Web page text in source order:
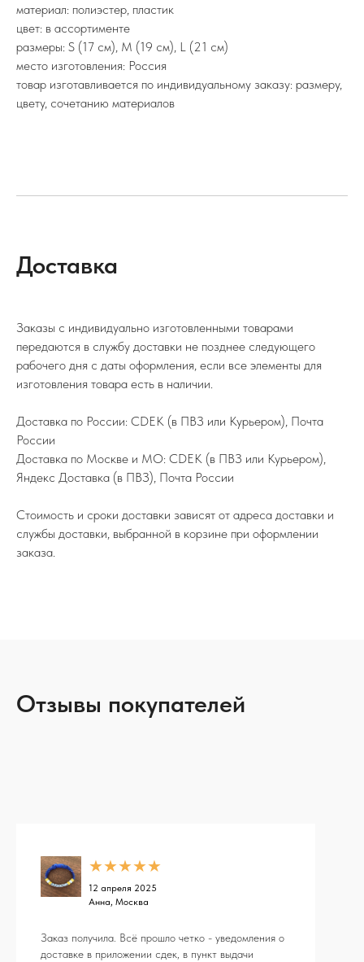
материал: полиэстер, пластик
цвет: в ассортименте
размеры: S (17 см), M (19 см), L (21 см)
место изготовления: Россия
товар изготавливается по индивидуальному заказу: размеру,
цвету, сочетанию материалов
Доставка
Заказы с индивидуально изготовленными товарами
передаются в службу доставки не позднее следующего
рабочего дня с даты оформления, если все элементы для
изготовления товара есть в наличии.
Доставка по России: CDEK (в ПВЗ или Курьером), Почта
России
Доставка по Москве и МО: CDEK (в ПВЗ или Курьером),
Яндекс Доставка (в ПВЗ), Почта России
Стоимость и сроки доставки зависят от адреса доставки и
службы доставки, выбранной в корзине при оформлении
заказа.
Отзывы покупателей
★★★★★
12 апреля 2025
Анна, Москва
Заказ получила. Всё прошло четко - уведомления о
доставке в приложении сдек, в пункт выдачи